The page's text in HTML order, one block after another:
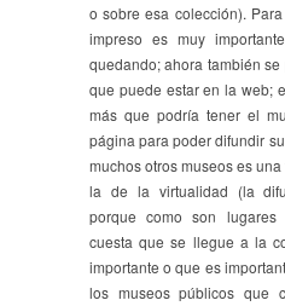
o sobre esa colección).
impreso es muy
quedando; ahora también
que puede estar en la web;
más que podría tener el
página para poder difundir
muchos otros museos es
la de la virtualidad (la
porque como son lugares
cuesta que se llegue a la
importante o que es
los museos públicos que